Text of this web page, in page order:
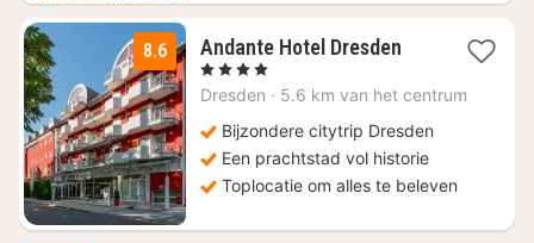
8.6 Andante Hotel Dresden1
vanaf
98,59
, 4 Sterren
Dresden · 5.6 km van het centrum
Bijzondere citytrip Dresden
Een prachtstad vol historie
Toplocatie om alles te beleven